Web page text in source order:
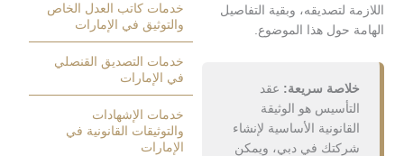
وبقية التفاصيل
هذا الموضوع.
سريعة:عقد
هو الوثيقة
الأساسية لإنشاء
في دبي، ويمكن
خدمات كاتب العدل الخاص
والتوثيق في الإمارات
خدمات التصديق القنصلي
في الإمارات
خدمات الإشهادات
والتوثيقات القانونية في
الإمارات